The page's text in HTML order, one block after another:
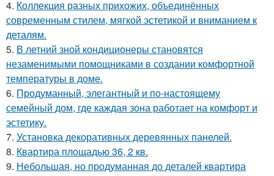
4. Коллекция разных прихожих, объединённых
современным стилем, мягкой эстетикой и вниманием к
деталям.
5. В летний зной кондиционеры становятся
незаменимыми помощниками в создании комфортной
температуры в доме.
6. Продуманный, элегантный и по-настоящему
семейный дом, где каждая зона работает на комфорт и
эстетику.
7. Установка декоративных деревянных панелей.
8. Квартира площадью 36, 2 кв.
9. Небольшая, но продуманная до деталей квартира